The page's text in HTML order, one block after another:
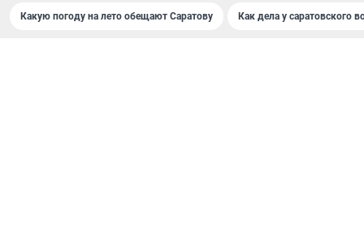
Какую погоду на лето обещают Саратову Как дела у саратовского